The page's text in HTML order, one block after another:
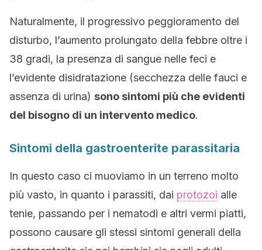
Naturalmente, il progressivo peggioramento del
disturbo, l’aumento prolungato della febbre oltre i
38 gradi, la presenza di sangue nelle feci e
l’evidente disidratazione (secchezza delle fauci e
assenza di urina) sono sintomi più che evidenti
del bisogno di un intervento medico.
Sintomi della gastroenterite parassitaria
In questo caso ci muoviamo in un terreno molto
più vasto, in quanto i parassiti, dai protozoi alle
tenie, passando per i nematodi e altri vermi piatti,
possono causare gli stessi sintomi generali della